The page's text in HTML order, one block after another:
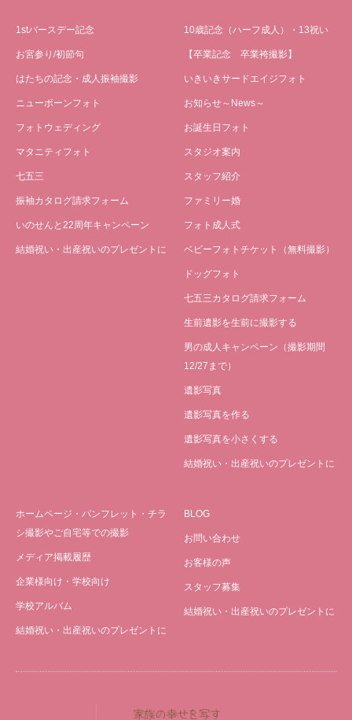
1stバースデー記念
お宮参り/初節句
はたちの記念・成人振袖撮影
ニューボーンフォト
フォトウェディング
マタニティフォト
七五三
振袖カタログ請求フォーム
いのせんと22周年キャンペーン
結婚祝い・出産祝いのプレゼントに
10歳記念（ハーフ成人）・13祝い
【卒業記念 卒業袴撮影】
いきいきサードエイジフォト
お知らせ～News～
お誕生日フォト
スタジオ案内
スタッフ紹介
ファミリー婚
フォト成人式
ベビーフォトチケット（無料撮影）
ドッグフォト
七五三カタログ請求フォーム
生前遺影を生前に撮影する
男の成人キャンペーン（撮影期間
12/27まで）
遺影写真
遺影写真を作る
遺影写真を小さくする
結婚祝い・出産祝いのプレゼントに
ホームページ・パンフレット・チラ
シ撮影やご自宅等での撮影
メディア掲載履歴
企業様向け・学校向け
学校アルバム
結婚祝い・出産祝いのプレゼントに
BLOG
お問い合わせ
お客様の声
スタッフ募集
結婚祝い・出産祝いのプレゼントに